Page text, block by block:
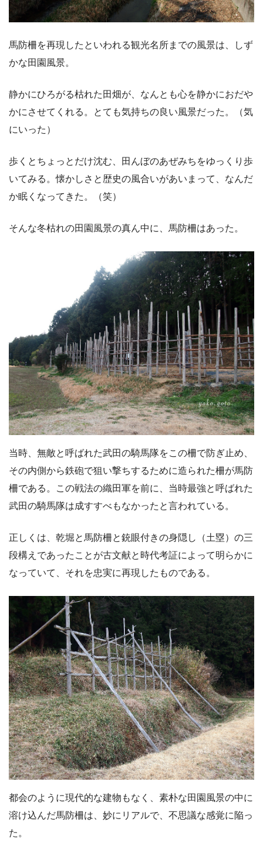
馬防柵を再現したといわれる観光名所までの風景は、しず
かな田園風景。
静かにひろがる枯れた田畑が、なんとも心を静かにおだや
かにさせてくれる。とても気持ちの良い風景だった。（気
にいった）
歩くとちょっとだけ沈む、田んぼのあぜみちをゆっくり歩
いてみる。懐かしさと歴史の風合いがあいまって、なんだ
か眠くなってきた。（笑）
そんな冬枯れの田園風景の真ん中に、馬防柵はあった。
当時、無敵と呼ばれた武田の騎馬隊をこの柵で防ぎ止め、
その内側から鉄砲で狙い撃ちするために造られた柵が馬防
柵である。この戦法の織田軍を前に、当時最強と呼ばれた
武田の騎馬隊は成すすべもなかったと言われている。
正しくは、乾堀と馬防柵と銃眼付きの身隠し（土塁）の三
段構えであったことが古文献と時代考証によって明らかに
なっていて、それを忠実に再現したものである。
都会のように現代的な建物もなく、素朴な田園風景の中に
溶け込んだ馬防柵は、妙にリアルで、不思議な感覚に陥っ
た。